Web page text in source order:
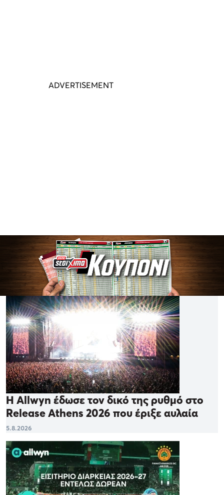
Η Allwyn έδωσε τον δικό της ρυθμό στο
Release Athens 2026 που έριξε αυλαία
5.8.2026